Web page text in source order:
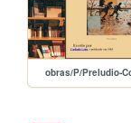
obras/P/Preludio-